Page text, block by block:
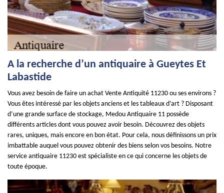
A la recherche d’un antiquaire à Gueytes Et
Labastide
Vous avez besoin de faire un achat Vente Antiquité 11230 ou ses environs ?
Vous êtes intéressé par les objets anciens et les tableaux d’art ? Disposant
d’une grande surface de stockage, Medou Antiquaire 11 possède
différents articles dont vous pouvez avoir besoin. Découvrez des objets
rares, uniques, mais encore en bon état. Pour cela, nous définissons un prix
imbattable auquel vous pouvez obtenir des biens selon vos besoins. Notre
service antiquaire 11230 est spécialiste en ce qui concerne les objets de
toute époque.